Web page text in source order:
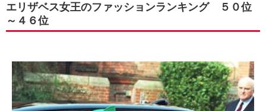
エリザベス女王のファッションランキング ５０位
～４６位